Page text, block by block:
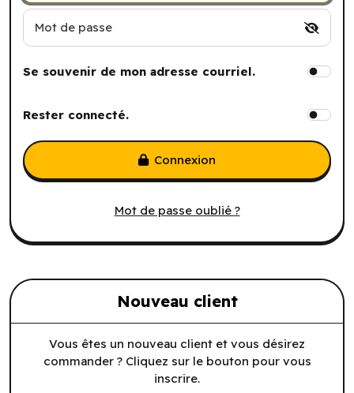
Mot de passe
Se souvenir de mon adresse courriel.
Rester connecté.
Mot de passe oublié ?
Connexion
Nouveau client
Vous êtes un nouveau client et vous désirez
commander ? Cliquez sur le bouton pour vous
inscrire.